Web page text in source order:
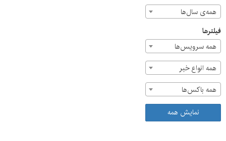
همه‌ی سال‌ها
فیلترها
همه سرویس‌ها
همه انواع خبر
همه باکس‌ها
نمایش همه